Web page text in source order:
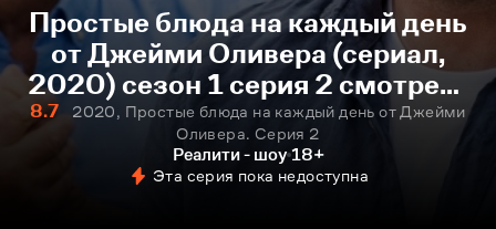
Простые блюда на каждый день
от Джейми Оливера (сериал,
2020) сезон 1 серия 2 смотреть
онлайн
8.7
2020, Простые блюда на каждый день от Джейми
Оливера. Серия 2
Реалити - шоу 18+
Эта серия пока недоступна